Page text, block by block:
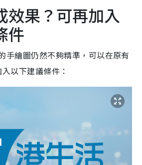
效果？可再加入
件
手繪圖仍然不夠精準，可以在原有
以下建議條件：